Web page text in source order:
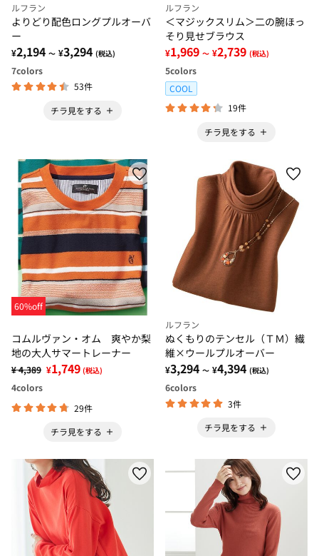
ルフラン
よりどり配色ロングプルオーバ
ー
¥2,194 ～ ¥3,294 (税込)
7colors
53件
チラ見をする
ルフラン
＜マジックスリム＞二の腕ほっ
そり見せブラウス
¥1,969 ～ ¥2,739 (税込)
5colors
COOL
19件
チラ見をする
60%off
コムルヴァン・オム 爽やか梨
地の大人サマートレーナー
¥ 4,389 ¥1,749 (税込)
4colors
29件
チラ見をする
ルフラン
ぬくもりのテンセル（ＴＭ）繊
維×ウールプルオーバー
¥3,294 ～ ¥4,394 (税込)
6colors
3件
チラ見をする